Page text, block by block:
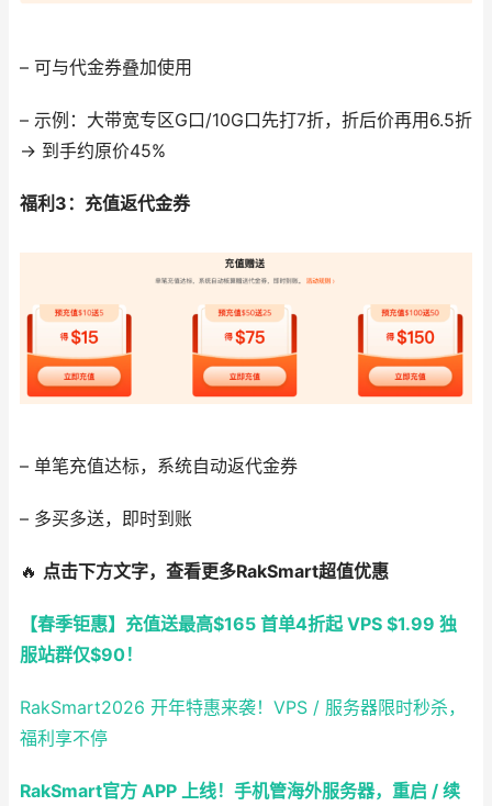
– 可与代金券叠加使用
– 示例：大带宽专区G口/10G口先打7折，折后价再用6.5折
→ 到手约原价45%
福利3：充值返代金券
– 单笔充值达标，系统自动返代金券
– 多买多送，即时到账
🔥 点击下方文字，查看更多RakSmart超值优惠
【春季钜惠】充值送最高$165 首单4折起 VPS $1.99 独
服站群仅$90！
RakSmart2026 开年特惠来袭！VPS / 服务器限时秒杀，
福利享不停
RakSmart官方 APP 上线！手机管海外服务器，重启 / 续